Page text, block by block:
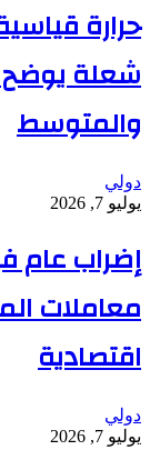
حرارة
شعلة يوضح
والمتوسط
دولي
يوليو 7, 2026
إضراب عام
معاملات
اقتصادية
دولي
يوليو 7, 2026